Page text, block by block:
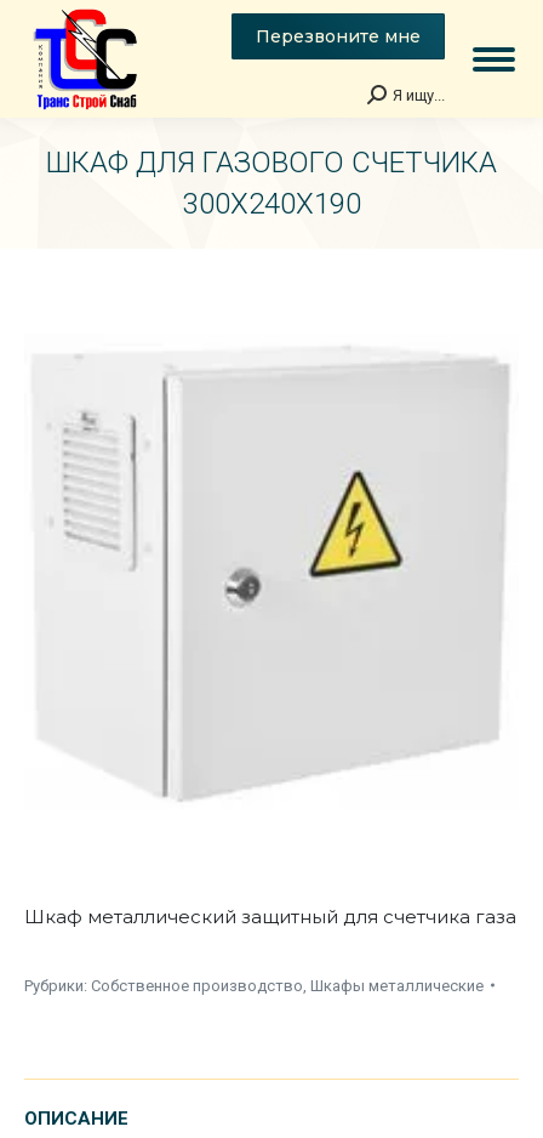
Перезвоните мне
Поиск:
Я ищу...
ШКАФ ДЛЯ ГАЗОВОГО СЧЕТЧИКА
300Х240Х190
Шкаф металлический защитный для счетчика газа
Рубрики: Собственное производство Шкафы металлические
ОПИСАНИЕ